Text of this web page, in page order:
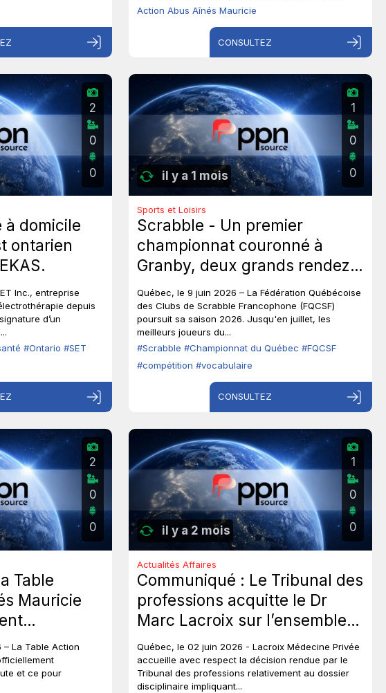
Action Abus Aînés Mauricie
CONSULTEZ
2
0
0
à domicile
ontarien
Inc., entreprise
depuis
d’un
#Ontario #SET
il y a 1 mois
1
0
0
Sports et Loisirs
Scrabble - Un premier
championnat couronné à
Granby, deux grands rendez-
vous à venir au Québec.
Québec, le 9 juin 2026 – La Fédération Québécoise
des Clubs de Scrabble Francophone (FQCSF)
poursuit sa saison 2026. Jusqu'en juillet, les
meilleurs joueurs du...
#Scrabble #Championnat du Québec #FQCSF
#compétition #vocabulaire
CONSULTEZ
2
0
0
Table
Mauricie
sur la
La Table Action
et ce pour
il y a 2 mois
1
0
0
Actualités Affaires
Communiqué : Le Tribunal des
professions acquitte le Dr
Marc Lacroix sur l’ensemble
des chefs et met un terme à
près de six ans de procédures
disciplinaires.
Québec, le 02 juin 2026 - Lacroix Médecine Privée
accueille avec respect la décision rendue par le
Tribunal des professions relativement au dossier
disciplinaire impliquant...